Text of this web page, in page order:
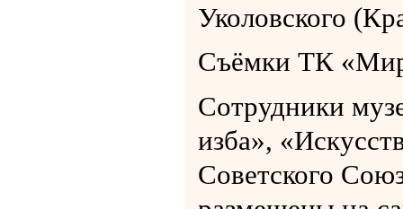
Уколовского
Съёмки ТК «Мир
Сотрудники
изба»,
Советского